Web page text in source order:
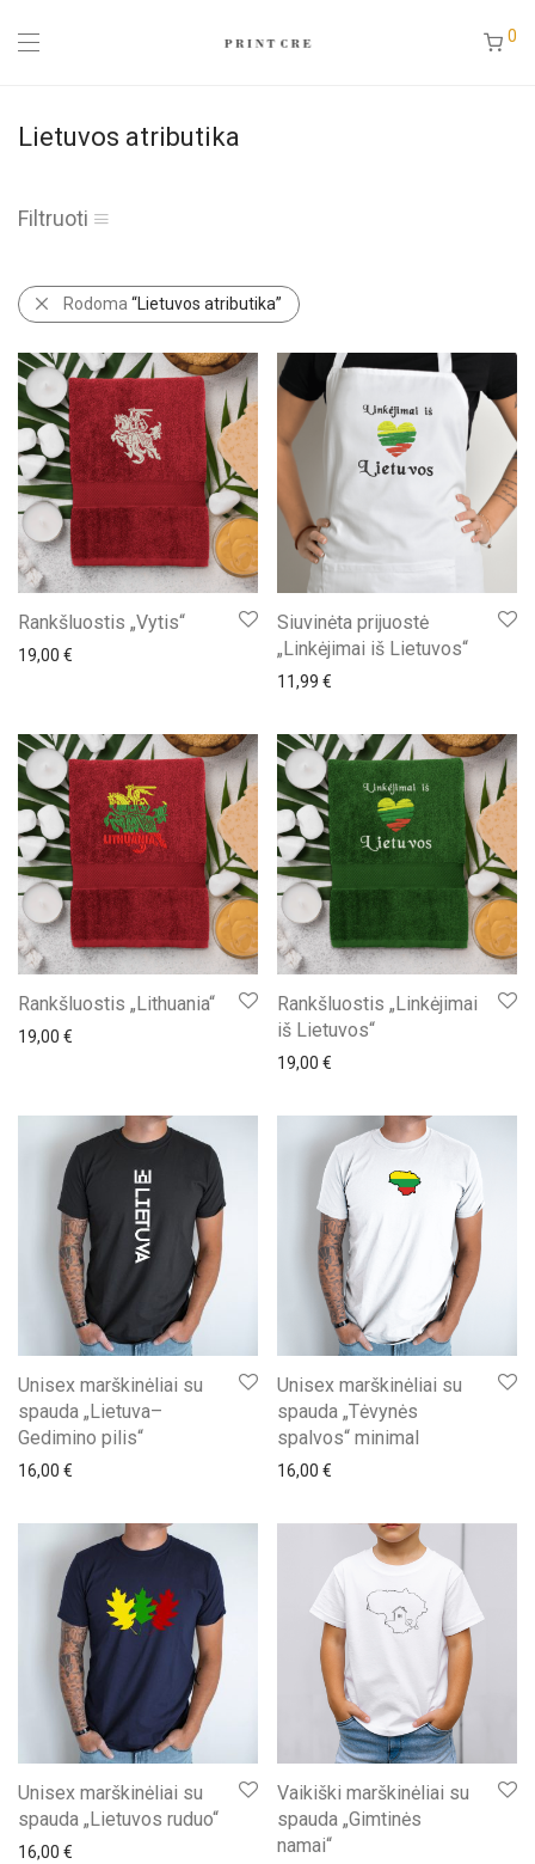
0
Lietuvos atributika
Filtruoti
Rodoma “Lietuvos atributika”
Rankšluostis „Vytis“
19,00 €
Siuvinėta prijuostė
„Linkėjimai iš Lietuvos“
11,99 €
Rankšluostis „Lithuania“
19,00 €
Rankšluostis „Linkėjimai
iš Lietuvos“
19,00 €
Unisex marškinėliai su
spauda „Lietuva–
Gedimino pilis“
16,00 €
Unisex marškinėliai su
spauda „Tėvynės
spalvos“ minimal
16,00 €
Unisex marškinėliai su
spauda „Lietuvos ruduo“
16,00 €
Vaikiški marškinėliai su
spauda „Gimtinės
namai“